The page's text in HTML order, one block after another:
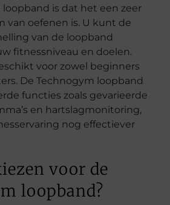
is dat het een zeer
van oefenen is. U kunt de
van de loopband
fitnessniveau en doelen.
voor zowel beginners
De Technogym loopband
functies zoals gevarieerde
en hartslagmonitoring,
nog effectiever
voor de
loopband?